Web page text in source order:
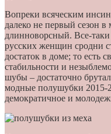
Вопреки всяческим
далеко не первый сезон
длинноворсный. Все-таки
русских женщин сродни
достаток в доме; то есть
стабильности и
шубы – достаточно
модные полушубки 2015-
демократичное и